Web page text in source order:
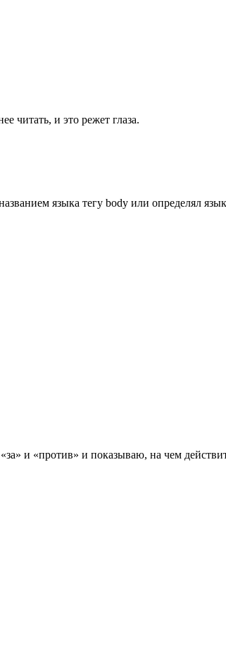
читать, и это режет глаза.
языка тегу body или определял
и «против» и показываю, на чем